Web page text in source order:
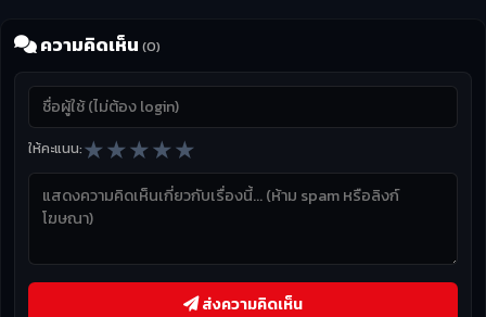
ความคิดเห็น (0)
ให้คะแนน:★★★★★
ส่งความคิดเห็น